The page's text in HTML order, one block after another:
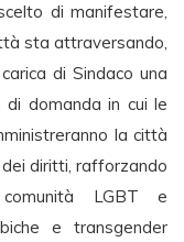
di manifestare,
sta attraversando,
di Sindaco una
domanda in cui le
la città
diritti, rafforzando
LGBT e
e transgender